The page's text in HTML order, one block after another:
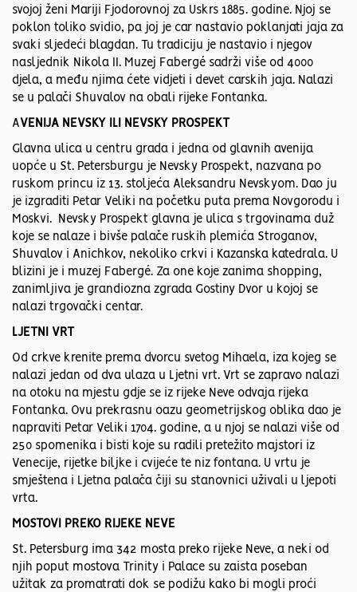
svojoj ženi Mariji Fjodorovnoj za Uskrs 1885. godine. Njoj se
poklon toliko svidio, pa joj je car nastavio poklanjati jaja za
svaki sljedeći blagdan. Tu tradiciju je nastavio i njegov
nasljednik Nikola II. Muzej Fabergé sadrži više od 4000
djela, a među njima ćete vidjeti i devet carskih jaja. Nalazi
se u palači Shuvalov na obali rijeke Fontanka.
AVENIJA NEVSKY ILI NEVSKY PROSPEKT
Glavna ulica u centru grada i jedna od glavnih avenija
uopće u St. Petersburgu je Nevsky Prospekt, nazvana po
ruskom princu iz 13. stoljeća Aleksandru Nevskyom. Dao ju
je izgraditi Petar Veliki na početku puta prema Novgorodu i
Moskvi. Nevsky Prospekt glavna je ulica s trgovinama duž
koje se nalaze i bivše palače ruskih plemića Stroganov,
Shuvalov i Anichkov, nekoliko crkvi i Kazanska katedrala. U
blizini je i muzej Fabergé. Za one koje zanima shopping,
zanimljiva je grandiozna zgrada Gostiny Dvor u kojoj se
nalazi trgovački centar.
LJETNI VRT
Od crkve krenite prema dvorcu svetog Mihaela, iza kojeg se
nalazi jedan od dva ulaza u Ljetni vrt. Vrt se zapravo nalazi
na otoku na mjestu gdje se iz rijeke Neve odvaja rijeka
Fontanka. Ovu prekrasnu oazu geometrijskog oblika dao je
napraviti Petar Veliki 1704. godine, a u njoj se nalazi više od
250 spomenika i bisti koje su radili pretežito majstori iz
Venecije, rijetke biljke i cvijeće te niz fontana. U vrtu je
smještena i Ljetna palača čiji su stanovnici uživali u ljepoti
vrta.
MOSTOVI PREKO RIJEKE NEVE
St. Petersburg ima 342 mosta preko rijeke Neve, a neki od
njih poput mostova Trinity i Palace su zaista poseban
užitak za promatrati dok se podižu kako bi mogli proći